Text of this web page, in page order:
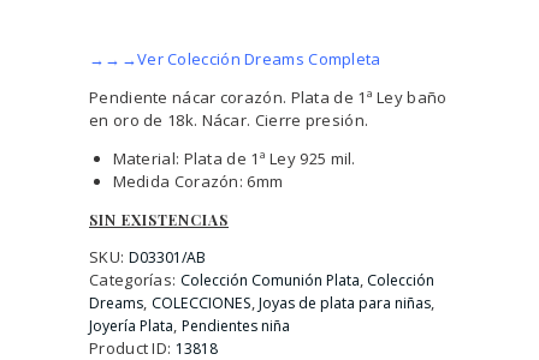
→→→Ver Colección Dreams Completa
Pendiente nácar corazón. Plata de 1ª Ley baño
en oro de 18k. Nácar. Cierre presión.
Material: Plata de 1ª Ley 925 mil.
Medida Corazón: 6mm
SIN EXISTENCIAS
SKU: D03301/AB
Categorías: Colección Comunión Plata Colección
Dreams COLECCIONES ,Joyas de plata para niñas
Joyería Plata Pendientes niña
Product ID: 13818